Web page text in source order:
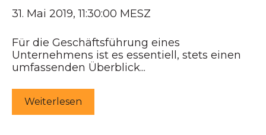
31. Mai 2019, 11:30:00 MESZ
Für die Geschäftsführung eines
Unternehmens ist es essentiell, stets einen
umfassenden Überblick...
Weiterlesen